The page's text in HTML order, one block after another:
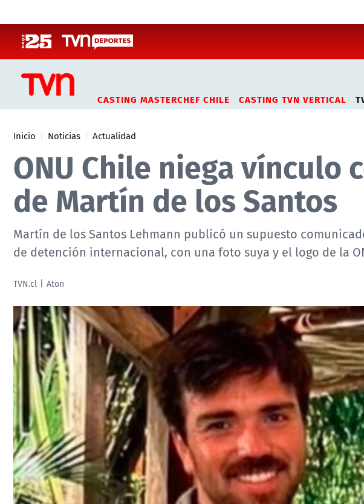
CASTING MASTERCHEF CHILE CASTING TVN VERTICAL
Inicio Noticias Actualidad
ONU Chile niega vínculo
de Martín de los Santos
Martín de los Santos Lehmann publicó un supuesto
de detención internacional, con una foto suya y el logo de la
TVN.cl Aton